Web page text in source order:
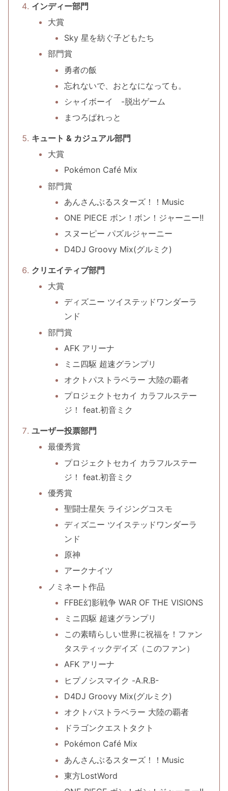
インディー部門
大賞
Sky 星を紡ぐ子どもたち
部門賞
勇者の飯
忘れないで、おとなになっても。
シャイボーイ -脱出ゲーム
まつろぱれっと
キュート & カジュアル部門
大賞
Pokémon Café Mix
部門賞
あんさんぶるスターズ！！Music
ONE PIECE ボン！ボン！ジャーニー!!
スヌーピー パズルジャーニー
D4DJ Groovy Mix(グルミク)
クリエイティブ部門
大賞
ディズニー ツイステッドワンダーラ
ンド
部門賞
AFK アリーナ
ミニ四駆 超速グランプリ
オクトパストラベラー 大陸の覇者
プロジェクトセカイ カラフルステー
ジ！ feat.初音ミク
ユーザー投票部門
最優秀賞
プロジェクトセカイ カラフルステー
ジ！ feat.初音ミク
優秀賞
聖闘士星矢 ライジングコスモ
ディズニー ツイステッドワンダーラ
ンド
原神
アークナイツ
ノミネート作品
FFBE幻影戦争 WAR OF THE VISIONS
ミニ四駆 超速グランプリ
この素晴らしい世界に祝福を！ファン
タスティックデイズ（このファン）
AFK アリーナ
ヒプノシスマイク -A.R.B-
D4DJ Groovy Mix(グルミク)
オクトパストラベラー 大陸の覇者
ドラゴンクエストタクト
Pokémon Café Mix
あんさんぶるスターズ！！Music
東方LostWord